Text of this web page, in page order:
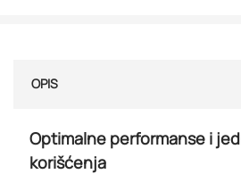
OPIS
Optimalne performanse i
korišćenja